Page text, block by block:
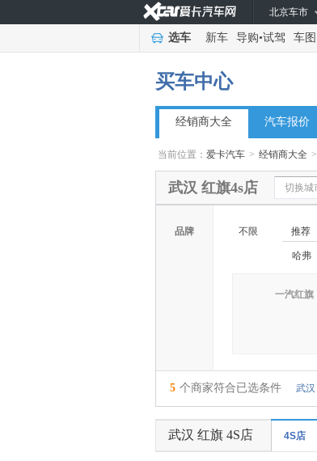
北京车市
选车 新车 导购•试驾 车图
买车中心
经销商大全 汽车报价
当前位置： 爱卡汽车 > 经销商大全 >
武汉 红旗4s店 切换城
品牌 不限 推荐
哈弗
一汽红旗
5 个商家符合已选条件 武汉
武汉 红旗 4S店 4S店